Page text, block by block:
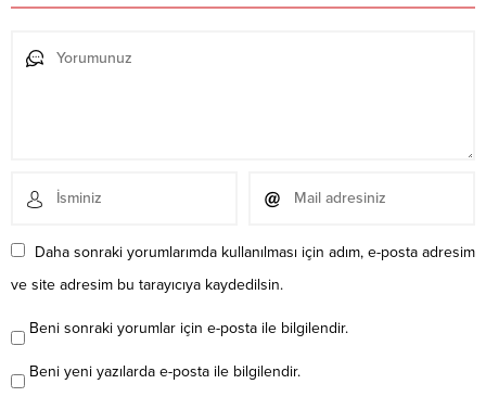
Daha sonraki yorumlarımda kullanılması için adım, e-posta adresim
ve site adresim bu tarayıcıya kaydedilsin.
Beni sonraki yorumlar için e-posta ile bilgilendir.
Beni yeni yazılarda e-posta ile bilgilendir.